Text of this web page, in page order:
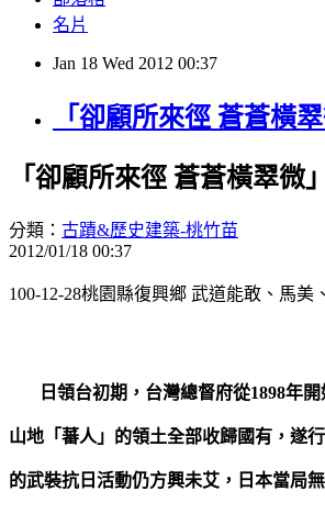
名片
Jan 18 Wed 2012 00:37
「卻顧所來徑 蒼蒼橫
「卻顧所來徑 蒼蒼橫翠
分類： 古蹟&歷史建築-桃竹苗
2012/01/18 00:37
100-12-28桃園縣復興鄉 武道能敢、馬美
日領台初期，台灣總督府從1898年
山地「蕃人」的領土全部收歸國有，遂
的武裝抗日活動仍方興未艾，日本當局